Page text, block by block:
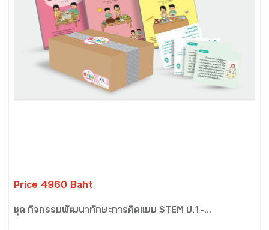
Price 4960 Baht
ชุด กิจกรรมพัฒนาทักษะการคิดแบบ STEM ป.1-...